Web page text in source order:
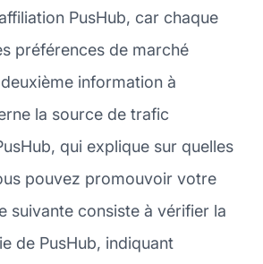
PusHub, car chaque
préférences de marché
information à
la source de trafic
qui explique sur quelles
pouvez promouvoir votre
suivante consiste à vérifier la
de PusHub, indiquant